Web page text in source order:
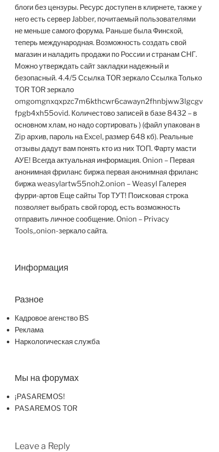
блоги без цензуры. Ресурс доступен в клирнете, также у
него есть сервер Jabber, почитаемый пользователями
не меньше самого форума. Раньше была Финской,
теперь международная. Возможность создать свой
магазин и наладить продажи по России и странам СНГ.
Можно утверждать сайт закладки надежный и
безопасный. 4.4/5 Ссылка TOR зеркало Ссылка Только
TOR TOR зеркало
omgomgnxqxpzc7m6kthcwr6cawayn2fhnbjww3lgcgv
fpgb4xh55ovid. Количестово записей в базе 8432 – в
основном хлам, но надо сортировать ) (файл упакован в
Zip архив, пароль на Excel, размер 648 кб). Реальные
отзывы дадут вам понять кто из них ТОП. Фарту масти
АУЕ! Всегда актуальная информация. Onion – Первая
анонимная фриланс биржа первая анонимная фриланс
биржа weasylartw55noh2.onion – Weasyl Галерея
фурри-артов Еще сайты Тор ТУТ! Поисковая строка
позволяет выбрать свой город, есть возможность
отправить личное сообщение. Onion – Privacy
Tools,.onion-зеркало сайта.
Информация
Разное
Кадровое агенство BS
Реклама
Наркологическая служба
Мы на форумах
¡PASAREMOS!
PASAREMOS TOR
Leave a Reply